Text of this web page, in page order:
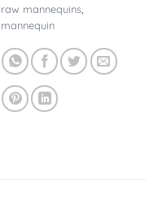
raw mannequins,
mannequin